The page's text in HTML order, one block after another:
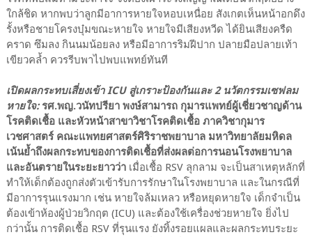
ใกล้ชิด หากพบว่าลูกมีอาการหายใจหอบเหนื่อย สังเกตเห็นหน้าอกดึง
รั้งหรือชายโครงบุ๋มขณะหายใจ หายใจมีเสียงหวีด ได้ยินเสียงครืด
คราด ซึมลง กินนมน้อยลง หรือมีอาการริมฝีปาก ปลายมือปลายเท้า
เขียวคล้ำ ควรรีบพาไปพบแพทย์ทันที
เปิดผลกระทบเสี่ยงเข้า ICU สู่เกราะป้องกันและ 2 นวัตกรรมเซฟลม
หายใจ:รศ.พญ.วนัทปรียา พงษ์สามารถ กุมารแพทย์ผู้เชี่ยวชาญด้าน
โรคติดเชื้อ และหัวหน้าสาขาวิชาโรคติดเชื้อ ภาควิชากุมาร
เวชศาสตร์ คณะแพทยศาสตร์ศิริราชพยาบาล มหาวิทยาลัยมหิดล
เน้นย้ำถึงผลกระทบของการติดเชื้อที่ส่งผลต่อการนอนโรงพยาบาล
และอันตรายในระยะยาวว่าเมื่อเชื้อ RSV ลุกลาม จะเป็นสาเหตุหลักที่
ทำให้เด็กต้องถูกส่งตัวเข้ารับการรักษาในโรงพยาบาล และในกรณีที่
มีอาการรุนแรงมาก เช่น หายใจล้มเหลว หรือหยุดหายใจ เด็กจำเป็น
ต้องเข้าห้องผู้ป่วยวิกฤต (ICU) และต้องใช้เครื่องช่วยหายใจ ยิ่งไป
กว่านั้น การติดเชื้อ RSV ที่รุนแรง ยังทิ้งรอยแผลและผลกระทบระยะ